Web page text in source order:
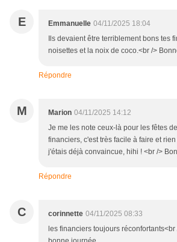
E Emmanuelle 04/11/2025 18:04
Ils devaient être terriblement bons tes
noisettes et la noix de coco.<br />
Répondre
M Marion 04/11/2025 14:12
Je me les note ceux-là pour les fêtes
financiers, c'est très facile à faire et
j'étais déjà convaincue, hihi ! <br />
Répondre
C corinnette 04/11/2025 08:33
les financiers toujours